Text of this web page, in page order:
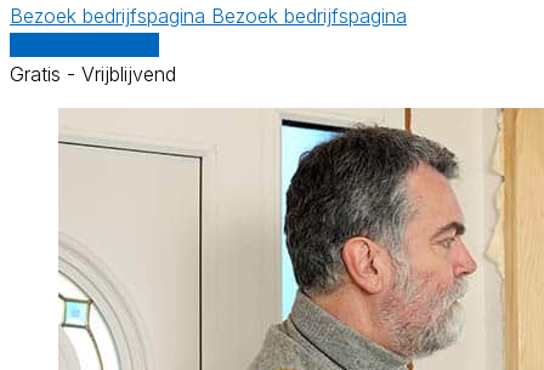
Bezoek bedrijfspagina Bezoek bedrijfspagina
Gratis - Vrijblijvend